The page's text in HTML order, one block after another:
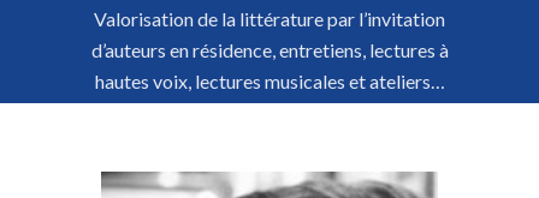
Valorisation de la littérature par l’invitation
d’auteurs en résidence, entretiens, lectures à
hautes voix, lectures musicales et ateliers…